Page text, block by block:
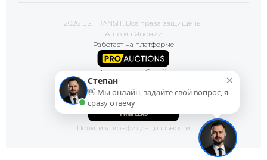
2026 ES TRANSIT. Все права защищены.
Авто из Японии
Работает на платформе
Базы автомобилей
Сайт продвигает
Политика конфиденциальности
×
Степан
👋 Мы онлайн, задайте свой вопрос, я
сразу отвечу